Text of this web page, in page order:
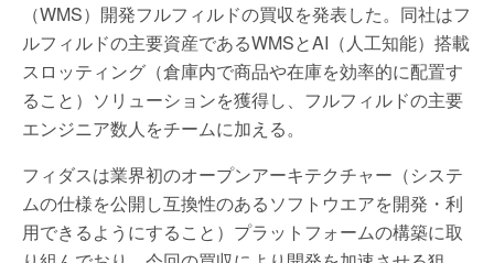
（WMS）開発フルフィルドの買収を発表した。同社はフ
ルフィルドの主要資産であるWMSとAI（人工知能）搭載
スロッティング（倉庫内で商品や在庫を効率的に配置す
ること）ソリューションを獲得し、フルフィルドの主要
エンジニア数人をチームに加える。
フィダスは業界初のオープンアーキテクチャー（システ
ムの仕様を公開し互換性のあるソフトウエアを開発・利
用できるようにすること）プラットフォームの構築に取